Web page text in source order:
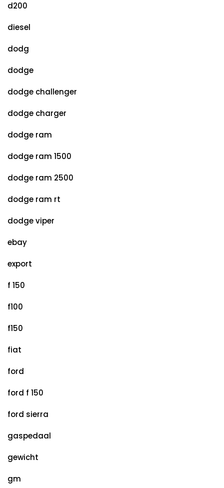
d200
diesel
dodg
dodge
dodge challenger
dodge charger
dodge ram
dodge ram 1500
dodge ram 2500
dodge ram rt
dodge viper
ebay
export
f 150
f100
f150
fiat
ford
ford f 150
ford sierra
gaspedaal
gewicht
gm